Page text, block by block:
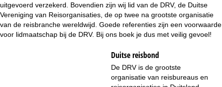
p
uitgevoerd verzekerd. Bovendien zijn wij lid van de DRV, de Duitse
Vereniging van Reisorganisaties, de op twee na grootste organisatie
van de reisbranche wereldwijd. Goede referenties zijn een voorwaarde
voor lidmaatschap bij de DRV. Bij ons boek je dus met veilig gevoel!
Duitse reisbond
De DRVis de grootste
organisatie van reisbureaus en